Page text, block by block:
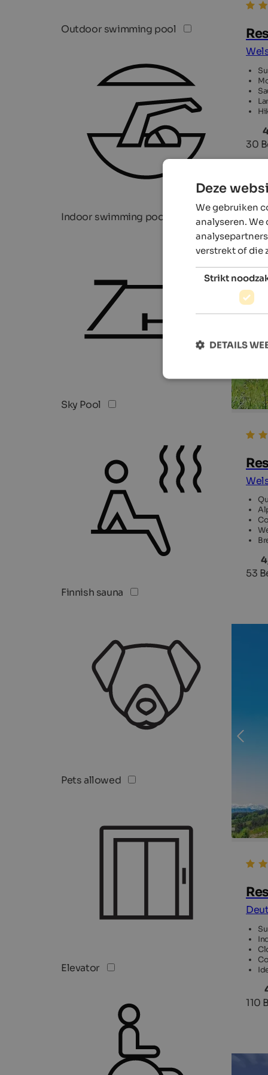
Outdoor swimming pool
Indoor swimming pool
Sky Pool
Finnish sauna
Pets allowed
Elevator
30
53
110
Deze
We gebruiken
analyseren.
verstrekt of die
Strikt
DETAILS